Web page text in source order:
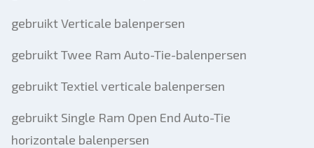
gebruikt Verticale balenpersen
gebruikt Twee Ram Auto-Tie-balenpersen
gebruikt Textiel verticale balenpersen
gebruikt Single Ram Open End Auto-Tie
horizontale balenpersen